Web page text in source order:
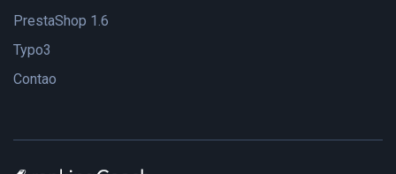
PrestaShop 1.6
Typo3
Contao